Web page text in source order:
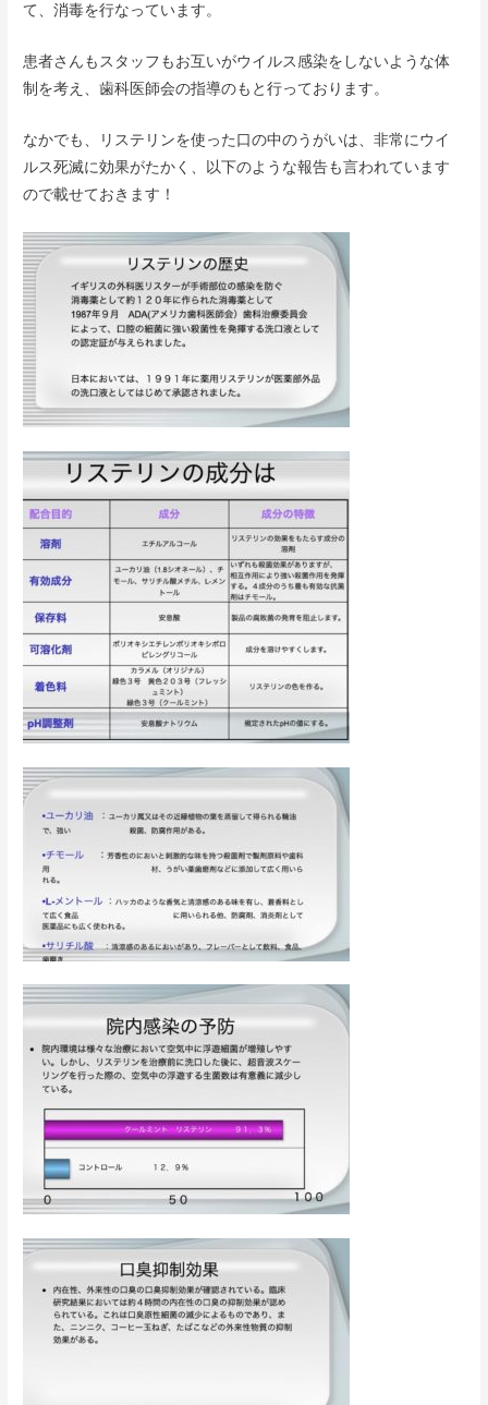
て、消毒を行なっています。
患者さんもスタッフもお互いがウイルス感染をしないような体
制を考え、歯科医師会の指導のもと行っております。
なかでも、リステリンを使った口の中のうがいは、非常にウイ
ルス死滅に効果がたかく、以下のような報告も言われています
ので載せておきます！